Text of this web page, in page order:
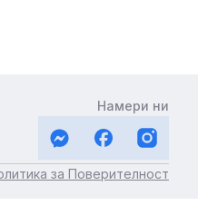
Намери ни
за Поверителност